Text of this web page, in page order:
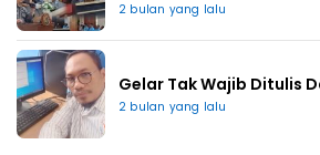
2 bulan yang lalu
Gelar Tak Wajib Ditulis
2 bulan yang lalu